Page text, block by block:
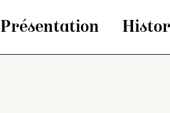
Présentation